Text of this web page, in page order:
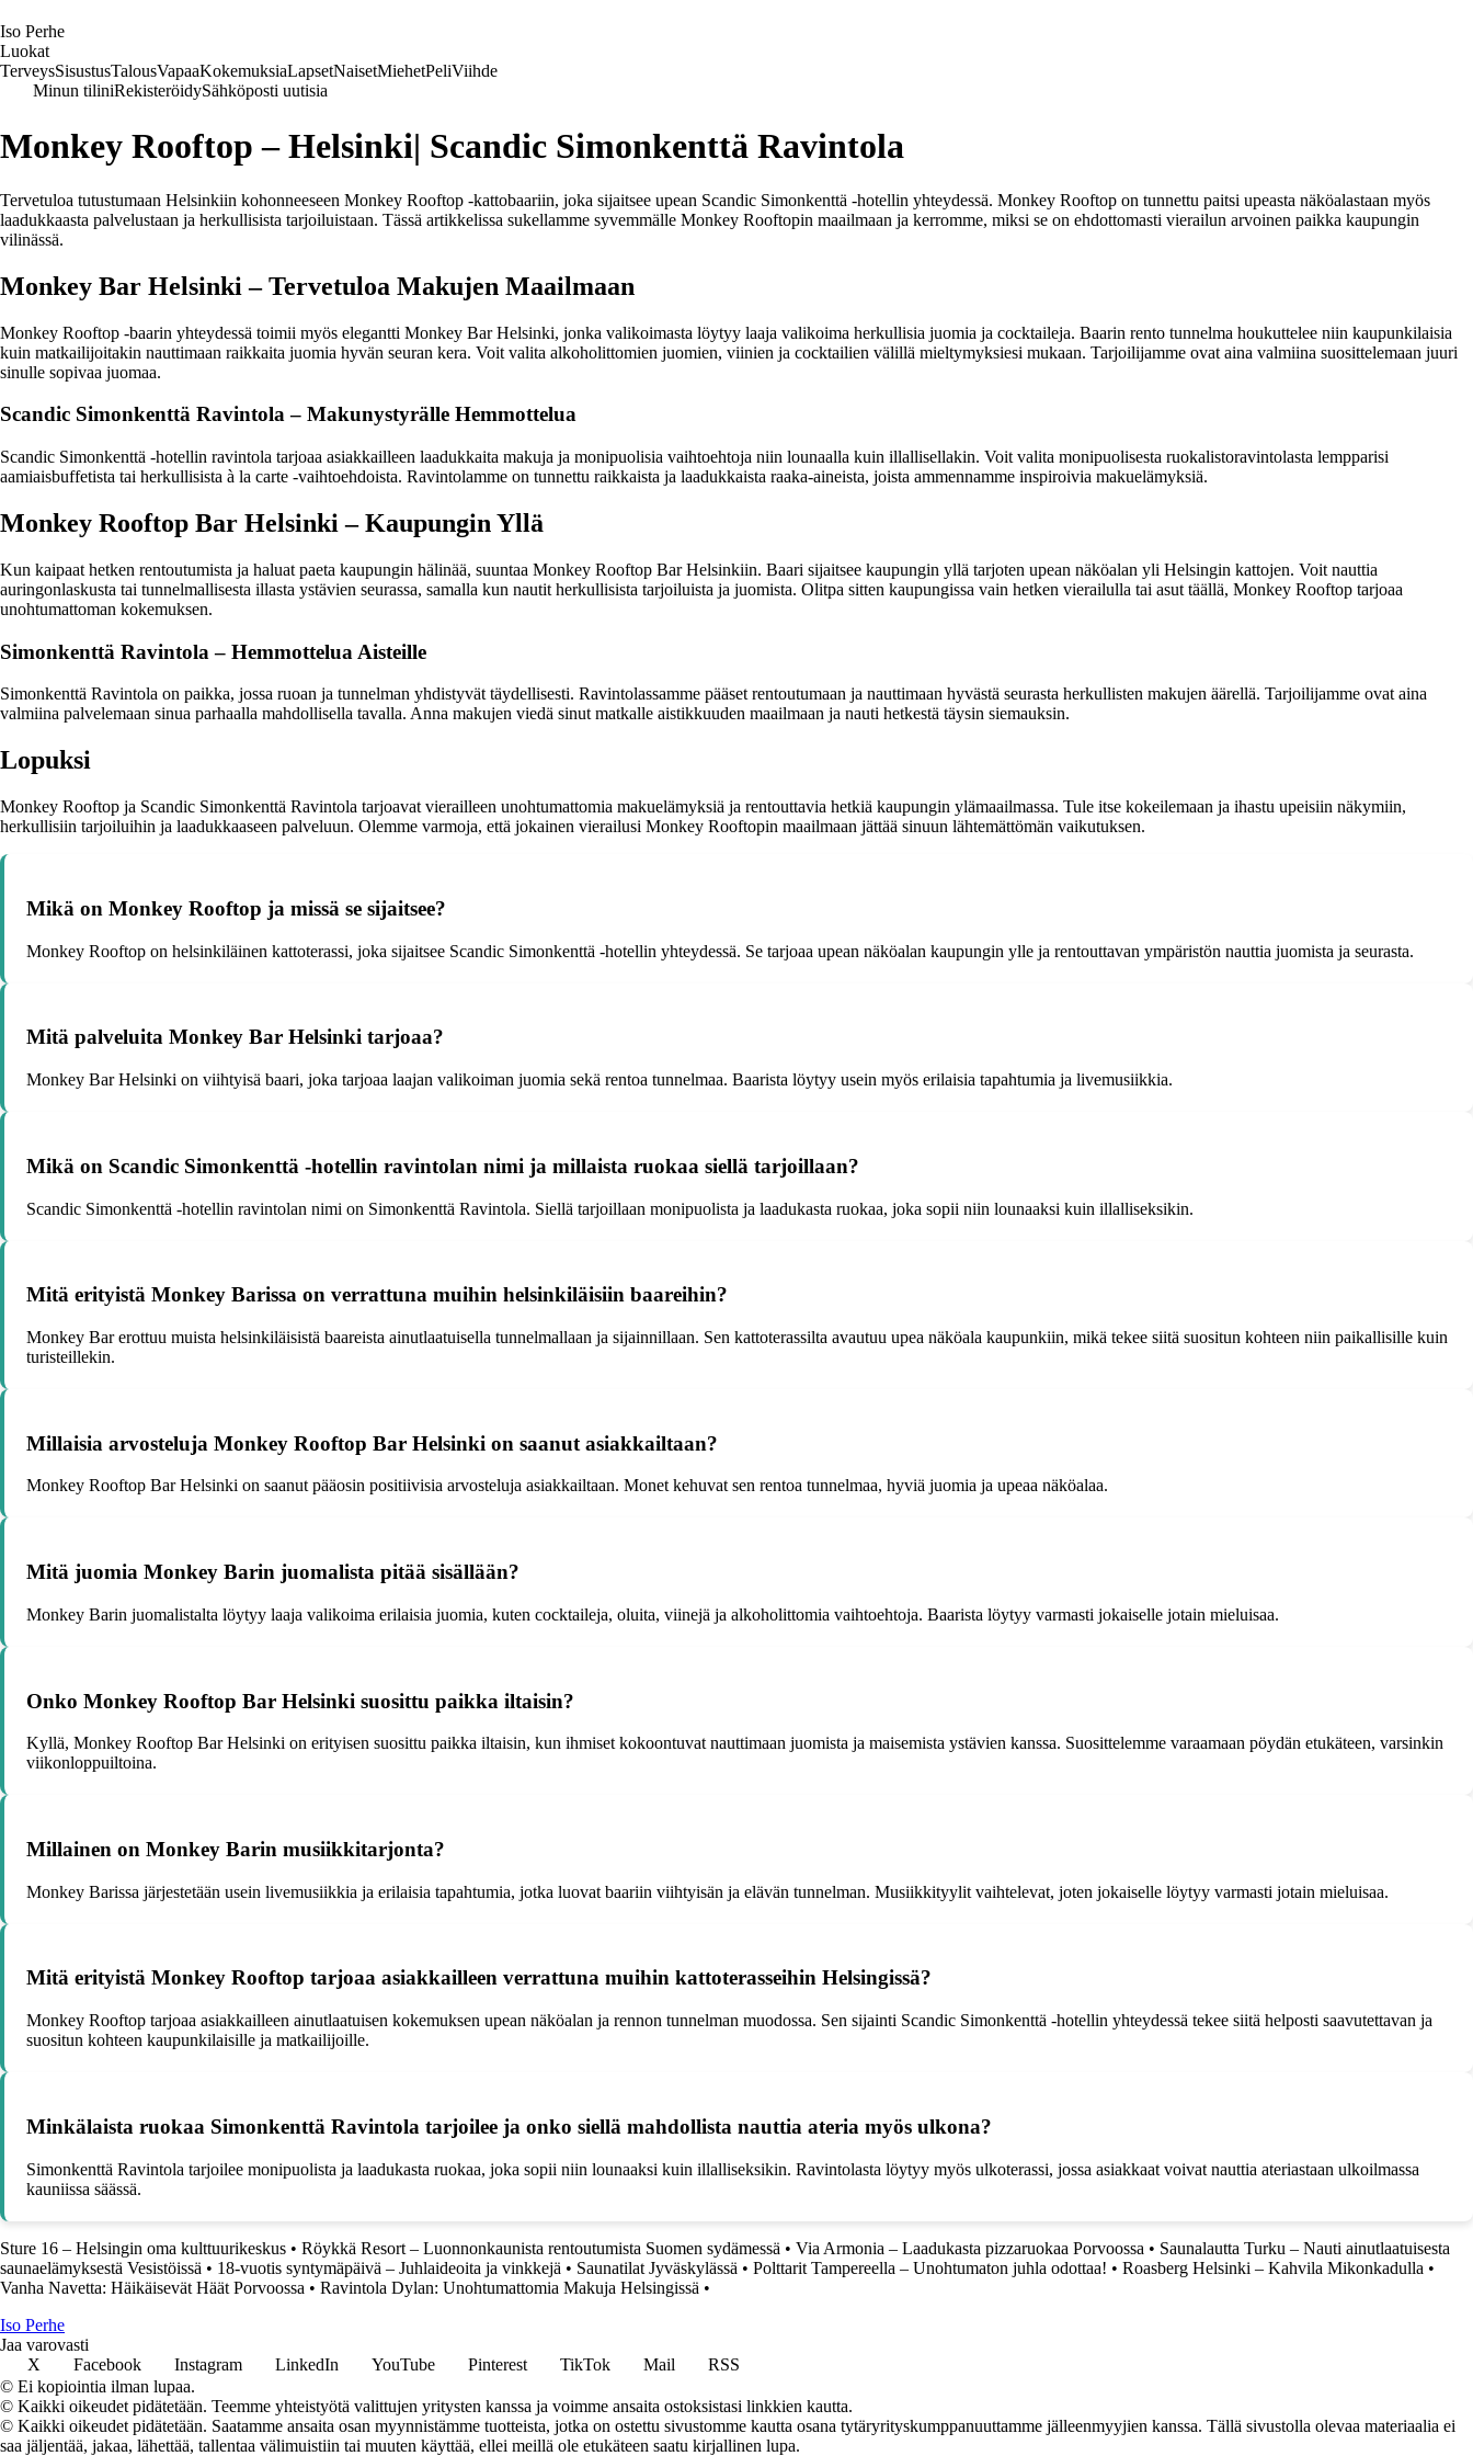
Iso Perhe
Luokat
TerveysSisustusTalousVapaaKokemuksiaLapsetNaisetMiehetPeliViihde
Minun tiliniRekisteröidySähköposti uutisia
Monkey Rooftop – Helsinki| Scandic Simonkenttä Ravintola
Tervetuloa tutustumaan Helsinkiin kohonneeseen Monkey Rooftop -kattobaariin, joka sijaitsee upean Scandic Simonkenttä -hotellin yhteydessä. Monkey Rooftop on tunnettu paitsi upeasta näköalastaan myös
laadukkaasta palvelustaan ja herkullisista tarjoiluistaan. Tässä artikkelissa sukellamme syvemmälle Monkey Rooftopin maailmaan ja kerromme, miksi se on ehdottomasti vierailun arvoinen paikka kaupungin
vilinässä.
Monkey Bar Helsinki – Tervetuloa Makujen Maailmaan
Monkey Rooftop -baarin yhteydessä toimii myös elegantti Monkey Bar Helsinki, jonka valikoimasta löytyy laaja valikoima herkullisia juomia ja cocktaileja. Baarin rento tunnelma houkuttelee niin kaupunkilaisia
kuin matkailijoitakin nauttimaan raikkaita juomia hyvän seuran kera. Voit valita alkoholittomien juomien, viinien ja cocktailien välillä mieltymyksiesi mukaan. Tarjoilijamme ovat aina valmiina suosittelemaan juuri
sinulle sopivaa juomaa.
Scandic Simonkenttä Ravintola – Makunystyrälle Hemmottelua
Scandic Simonkenttä -hotellin ravintola tarjoaa asiakkailleen laadukkaita makuja ja monipuolisia vaihtoehtoja niin lounaalla kuin illallisellakin. Voit valita monipuolisesta ruokalistoravintolasta lempparisi
aamiaisbuffetista tai herkullisista à la carte -vaihtoehdoista. Ravintolamme on tunnettu raikkaista ja laadukkaista raaka-aineista, joista ammennamme inspiroivia makuelämyksiä.
Monkey Rooftop Bar Helsinki – Kaupungin Yllä
Kun kaipaat hetken rentoutumista ja haluat paeta kaupungin hälinää, suuntaa Monkey Rooftop Bar Helsinkiin. Baari sijaitsee kaupungin yllä tarjoten upean näköalan yli Helsingin kattojen. Voit nauttia
auringonlaskusta tai tunnelmallisesta illasta ystävien seurassa, samalla kun nautit herkullisista tarjoiluista ja juomista. Olitpa sitten kaupungissa vain hetken vierailulla tai asut täällä, Monkey Rooftop tarjoaa
unohtumattoman kokemuksen.
Simonkenttä Ravintola – Hemmottelua Aisteille
Simonkenttä Ravintola on paikka, jossa ruoan ja tunnelman yhdistyvät täydellisesti. Ravintolassamme pääset rentoutumaan ja nauttimaan hyvästä seurasta herkullisten makujen äärellä. Tarjoilijamme ovat aina
valmiina palvelemaan sinua parhaalla mahdollisella tavalla. Anna makujen viedä sinut matkalle aistikkuuden maailmaan ja nauti hetkestä täysin siemauksin.
Lopuksi
Monkey Rooftop ja Scandic Simonkenttä Ravintola tarjoavat vierailleen unohtumattomia makuelämyksiä ja rentouttavia hetkiä kaupungin ylämaailmassa. Tule itse kokeilemaan ja ihastu upeisiin näkymiin,
herkullisiin tarjoiluihin ja laadukkaaseen palveluun. Olemme varmoja, että jokainen vierailusi Monkey Rooftopin maailmaan jättää sinuun lähtemättömän vaikutuksen.
Mikä on Monkey Rooftop ja missä se sijaitsee?
Monkey Rooftop on helsinkiläinen kattoterassi, joka sijaitsee Scandic Simonkenttä -hotellin yhteydessä. Se tarjoaa upean näköalan kaupungin ylle ja rentouttavan ympäristön nauttia juomista ja seurasta.
Mitä palveluita Monkey Bar Helsinki tarjoaa?
Monkey Bar Helsinki on viihtyisä baari, joka tarjoaa laajan valikoiman juomia sekä rentoa tunnelmaa. Baarista löytyy usein myös erilaisia tapahtumia ja livemusiikkia.
Mikä on Scandic Simonkenttä -hotellin ravintolan nimi ja millaista ruokaa siellä tarjoillaan?
Scandic Simonkenttä -hotellin ravintolan nimi on Simonkenttä Ravintola. Siellä tarjoillaan monipuolista ja laadukasta ruokaa, joka sopii niin lounaaksi kuin illalliseksikin.
Mitä erityistä Monkey Barissa on verrattuna muihin helsinkiläisiin baareihin?
Monkey Bar erottuu muista helsinkiläisistä baareista ainutlaatuisella tunnelmallaan ja sijainnillaan. Sen kattoterassilta avautuu upea näköala kaupunkiin, mikä tekee siitä suositun kohteen niin paikallisille kuin
turisteillekin.
Millaisia arvosteluja Monkey Rooftop Bar Helsinki on saanut asiakkailtaan?
Monkey Rooftop Bar Helsinki on saanut pääosin positiivisia arvosteluja asiakkailtaan. Monet kehuvat sen rentoa tunnelmaa, hyviä juomia ja upeaa näköalaa.
Mitä juomia Monkey Barin juomalista pitää sisällään?
Monkey Barin juomalistalta löytyy laaja valikoima erilaisia juomia, kuten cocktaileja, oluita, viinejä ja alkoholittomia vaihtoehtoja. Baarista löytyy varmasti jokaiselle jotain mieluisaa.
Onko Monkey Rooftop Bar Helsinki suosittu paikka iltaisin?
Kyllä, Monkey Rooftop Bar Helsinki on erityisen suosittu paikka iltaisin, kun ihmiset kokoontuvat nauttimaan juomista ja maisemista ystävien kanssa. Suosittelemme varaamaan pöydän etukäteen, varsinkin
viikonloppuiltoina.
Millainen on Monkey Barin musiikkitarjonta?
Monkey Barissa järjestetään usein livemusiikkia ja erilaisia tapahtumia, jotka luovat baariin viihtyisän ja elävän tunnelman. Musiikkityylit vaihtelevat, joten jokaiselle löytyy varmasti jotain mieluisaa.
Mitä erityistä Monkey Rooftop tarjoaa asiakkailleen verrattuna muihin kattoterasseihin Helsingissä?
Monkey Rooftop tarjoaa asiakkailleen ainutlaatuisen kokemuksen upean näköalan ja rennon tunnelman muodossa. Sen sijainti Scandic Simonkenttä -hotellin yhteydessä tekee siitä helposti saavutettavan ja
suositun kohteen kaupunkilaisille ja matkailijoille.
Minkälaista ruokaa Simonkenttä Ravintola tarjoilee ja onko siellä mahdollista nauttia ateria myös ulkona?
Simonkenttä Ravintola tarjoilee monipuolista ja laadukasta ruokaa, joka sopii niin lounaaksi kuin illalliseksikin. Ravintolasta löytyy myös ulkoterassi, jossa asiakkaat voivat nauttia ateriastaan ulkoilmassa
kauniissa säässä.
Sture 16 – Helsingin oma kulttuurikeskus • Röykkä Resort – Luonnonkaunista rentoutumista Suomen sydämessä • Via Armonia – Laadukasta pizzaruokaa Porvoossa • Saunalautta Turku – Nauti ainutlaatuisesta
saunaelämyksestä Vesistöissä • 18-vuotis syntymäpäivä – Juhlaideoita ja vinkkejä • Saunatilat Jyväskylässä • Polttarit Tampereella – Unohtumaton juhla odottaa! • Roasberg Helsinki – Kahvila Mikonkadulla •
Vanha Navetta: Häikäisevät Häät Porvoossa • Ravintola Dylan: Unohtumattomia Makuja Helsingissä •
Iso Perhe
Jaa varovasti
X
Facebook Instagram LinkedIn YouTube Pinterest TikTok Mail
RSS
© Ei kopiointia ilman lupaa.
© Kaikki oikeudet pidätetään. Teemme yhteistyötä valittujen yritysten kanssa ja voimme ansaita ostoksistasi linkkien kautta.
© Kaikki oikeudet pidätetään. Saatamme ansaita osan myynnistämme tuotteista, jotka on ostettu sivustomme kautta osana tytäryrityskumppanuuttamme jälleenmyyjien kanssa. Tällä sivustolla olevaa materiaalia ei
saa jäljentää, jakaa, lähettää, tallentaa välimuistiin tai muuten käyttää, ellei meillä ole etukäteen saatu kirjallinen lupa.